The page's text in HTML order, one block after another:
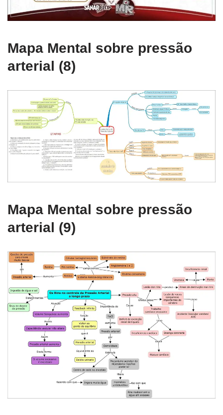
Mapa Mental sobre pressão
arterial (8)
Mapa Mental sobre pressão
arterial (9)